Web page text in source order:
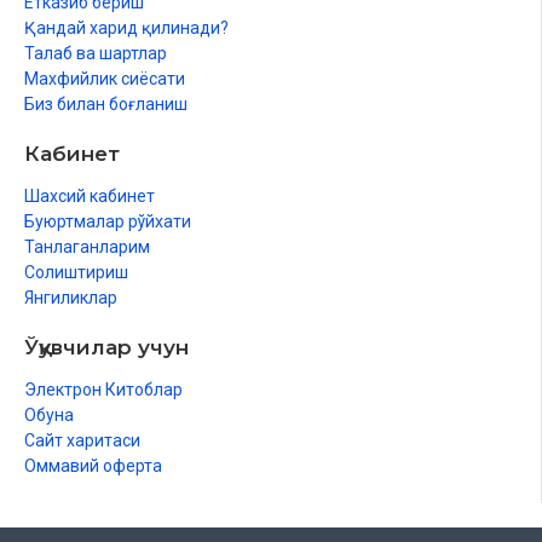
Ғусылдың парызлары
Ғусылдың сүннетлери
Ғусылды ўәжиб қылыўшы нәрселер
Сүннет ғусыллар
Ҳәмиледар ҳәм емизиўлилерге жынысый жақынлық мүмкин
Ерли-зайыплық ҳуқықлары ҳаққында
Шаңарақ шеңбериндеги ҳуқықлар
Ер адамның ҳаялы алдындағы ўазыйпалары
Ер адамның ҳаялы алдындағы қарым-қатнас ўазыйпалары
Қандай харид қилинади?
Талаб ва шартлар
Махфийлик сиёсати
Биз билан боғланиш
Кабинет
Шахсий кабинет
Буюртмалар рўйхати
Танлаганларим
Солиштириш
Янгиликлар
Ўқувчилар учун
Электрон Китоблар
Обуна
Сайт харитаси
Оммавий оферта